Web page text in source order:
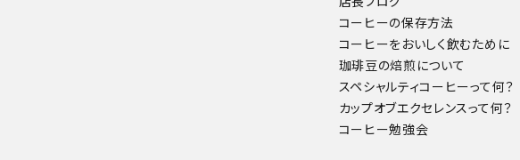
コーヒーの保存方法
コーヒーをおいしく飲むために
珈琲豆の焙煎について
スペシャルティコーヒーって何？
カップオブエクセレンスって何？
コーヒー勉強会